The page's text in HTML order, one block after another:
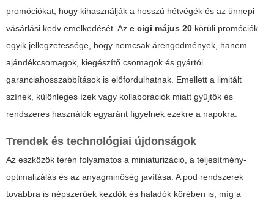
promóciókat, hogy kihasználják a hosszú hétvégék és az ünnepi
vásárlási kedv emelkedését. Az e cigi május 20 körüli promóciók
egyik jellegzetessége, hogy nemcsak árengedmények, hanem
ajándékcsomagok, kiegészítő csomagok és gyártói
garanciahosszabbítások is előfordulhatnak. Emellett a limitált
színek, különleges ízek vagy kollaborációk miatt gyűjtők és
rendszeres használók egyaránt figyelnek ezekre a napokra.
Trendek és technológiai újdonságok
Az eszközök terén folyamatos a miniaturizáció, a teljesítmény-
optimalizálás és az anyagminőség javítása. A pod rendszerek
továbbra is népszerűek kezdők és haladók körében is, míg a